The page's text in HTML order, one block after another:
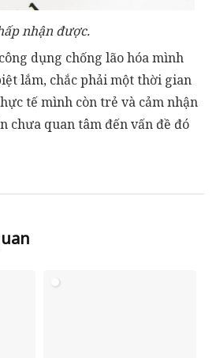
nhận được.
dụng chống lão hóa mình
lắm, chắc phải một thời gian
tế mình còn trẻ và cảm nhận
chưa quan tâm đến vấn đề đó